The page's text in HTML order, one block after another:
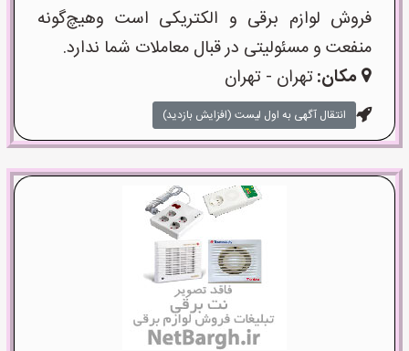
فروش لوازم برقی و الکتریکی است وهیچ‌گونه
منفعت و مسئولیتی در قبال معاملات شما ندارد.
مکان:تهران - تهران
انتقال آگهی به اول لیست (افزایش بازدید)